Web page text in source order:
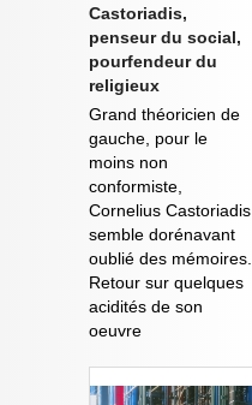
Castoriadis,
penseur du social,
pourfendeur du
religieux
Grand théoricien de
gauche, pour le
moins non
conformiste,
Cornelius Castoriadis
semble dorénavant
oublié des mémoires.
Retour sur quelques
acidités de son
oeuvre